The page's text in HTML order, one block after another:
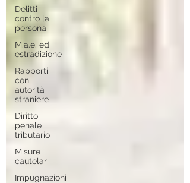
Delitti
contro la
persona
M.a.e. ed
estradizione
Rapporti
con
autorità
straniere
Diritto
penale
tributario
Misure
cautelari
Impugnazioni